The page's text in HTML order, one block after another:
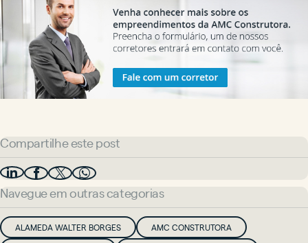
Compartilhe este post
Navegue em outras categorias
ALAMEDA WALTER BORGES
AMC CONSTRUTORA